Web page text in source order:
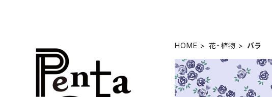
HOME 花・植物 バラ